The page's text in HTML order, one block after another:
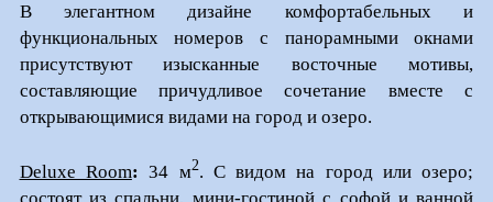
В элегантном дизайне комфортабельных и
функциональных номеров с панорамными окнами
присутствуют изысканные восточные мотивы,
составляющие причудливое сочетание вместе с
открывающимися видами на город и озеро.
Deluxe Room:34 м2. С видом на город или озеро;